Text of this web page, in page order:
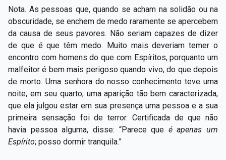
Nota. As pessoas que, quando se acham na solidão ou na
obscuridade, se enchem de medo raramente se apercebem
da causa de seus pavores. Não seriam capazes de dizer
de que é que têm medo. Muito mais deveriam temer o
encontro com homens do que com Espíritos, porquanto um
malfeitor é bem mais perigoso quando vivo, do que depois
de morto. Uma senhora do nosso conhecimento teve uma
noite, em seu quarto, uma aparição tão bem caracterizada,
que ela julgou estar em sua presença uma pessoa e a sua
primeira sensação foi de terror. Certificada de que não
havia pessoa alguma, disse: “Parece que é apenas um
Espírito; posso dormir tranquila.”